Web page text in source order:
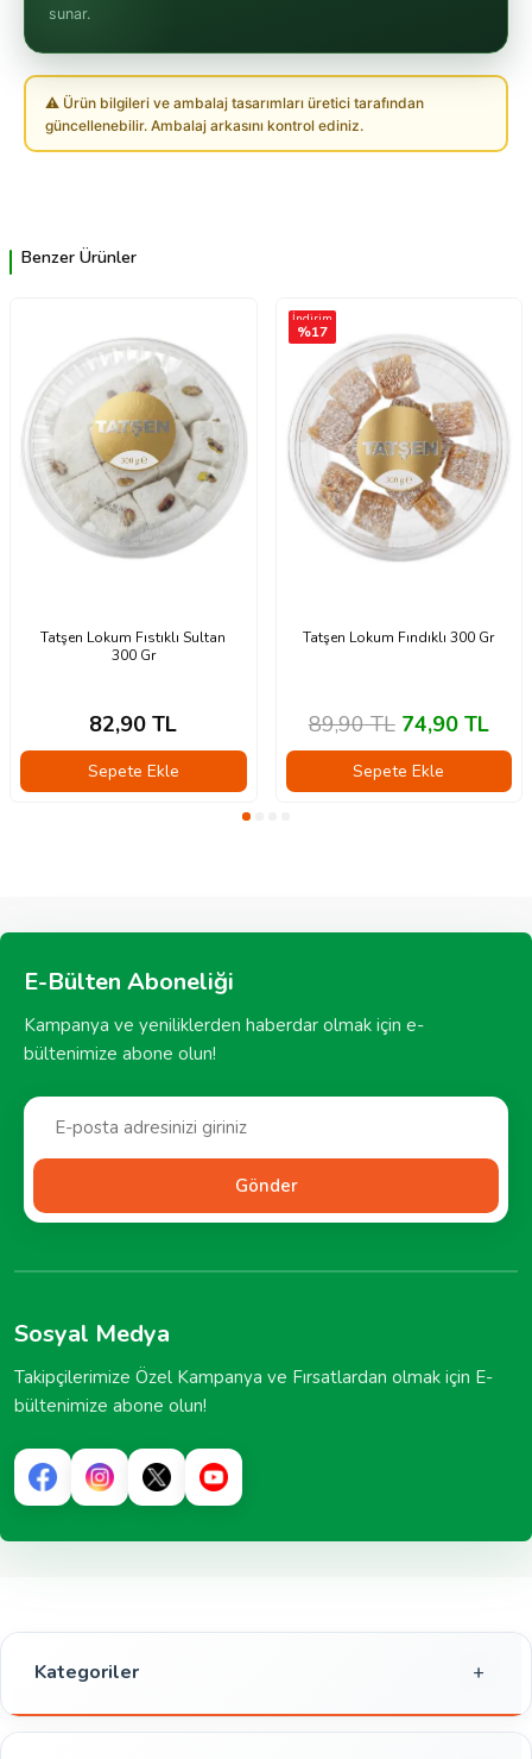
sunar.
⚠ Ürün bilgileri ve ambalaj tasarımları üretici tarafından
güncellenebilir. Ambalaj arkasını kontrol ediniz.
Benzer Ürünler
Tatşen Lokum Fıstıklı Sultan
300 Gr
82,90 TL
Sepete Ekle
İndirim
%17
Tatşen Lokum Fındıklı 300 Gr
89,90TL 74,90TL
Sepete Ekle
E-Bülten Aboneliği
Kampanya ve yeniliklerden haberdar olmak için e-
bültenimize abone olun!
Gönder
Sosyal Medya
Takipçilerimize Özel Kampanya ve Fırsatlardan olmak için E-
bültenimize abone olun!
Kategoriler
Gıda